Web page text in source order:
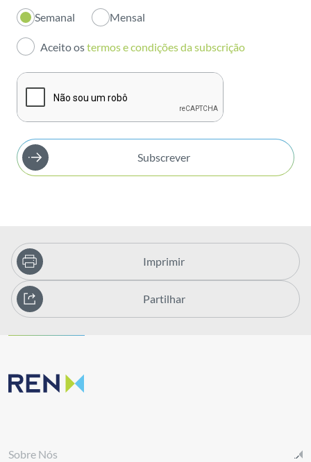
Investidores
Publicações
Semanal Mensal
Aceito ostermos e condições da subscrição
Subscrever
Imprimir
Partilhar
Sobre Nós